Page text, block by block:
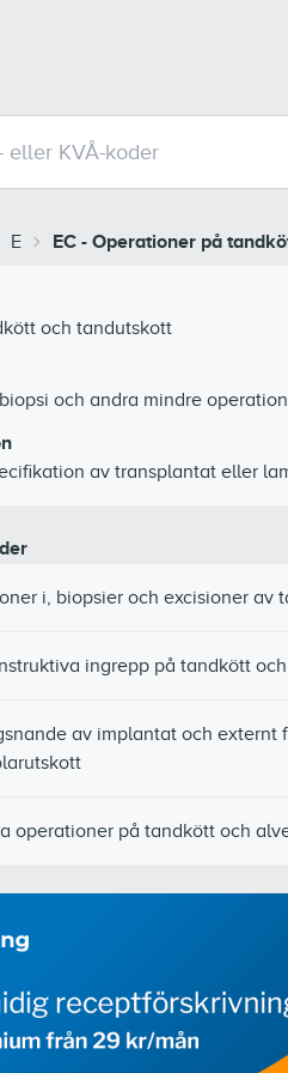
E EC - Operationer på
och tandutskott
och andra mindre
av transplantat eller
i, biopsier och excisioner av
ingrepp på tandkött
av implantat och externt
operationer på tandkött och